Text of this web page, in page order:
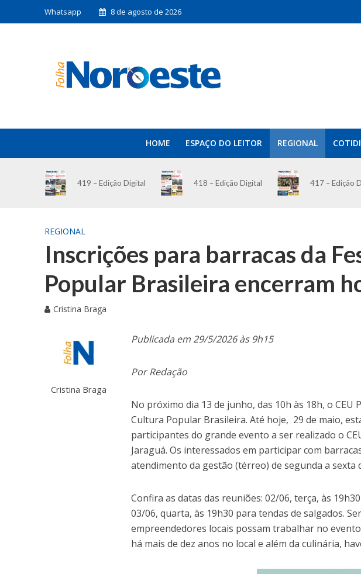
Whatsapp 8 de agosto de 2026
HOME ESPAÇO DO LEITOR REGIONAL
419 – Edição Digital 418 – Edição Digital 417 – Edição
REGIONAL
Inscrições para barracas da
Popular Brasileira encerram
Cristina Braga
Cristina Braga
Publicada em 29/5/2026 às 9h15
Por Redação
No próximo dia 13 de junho, das 10h às 18h, o CEU
Cultura Popular Brasileira. Até hoje, 29 de maio,
participantes do grande evento a ser realizado o
Jaraguá. Os interessados em participar com
atendimento da gestão (térreo) de segunda a sexta
Confira as datas das reuniões: 02/06, terça, às
03/06, quarta, às 19h30 para tendas de salgados.
empreendedores locais possam trabalhar no
há mais de dez anos no local e além da culinária,